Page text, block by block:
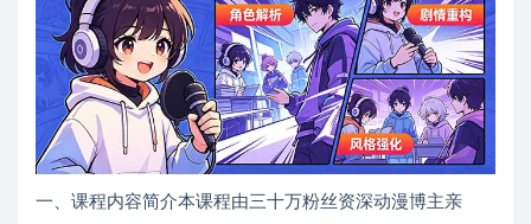
一、课程内容简介本课程由三十万粉丝资深动漫博主亲